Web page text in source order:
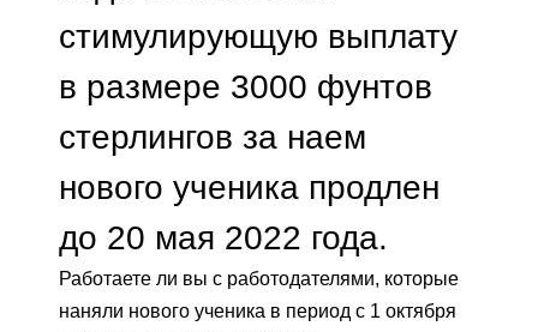
стимулирующую выплату
в размере 3000 фунтов
стерлингов за наем
нового ученика продлен
до 20 мая 2022 года.
Работаете ли вы с работодателями, которые
наняли нового ученика в период с 1 октября